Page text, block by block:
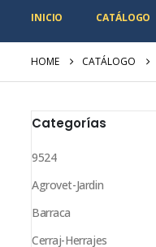
INICIO CATÁLOGO
HOME CATÁLOGO
Categorías
9524
Agrovet-Jardin
Barraca
Cerraj-Herrajes